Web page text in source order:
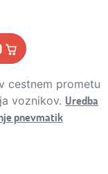
cestnem prometu
voznikov. Uredba
pnevmatik